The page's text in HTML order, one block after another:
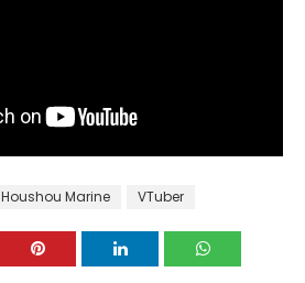
Houshou Marine VTuber